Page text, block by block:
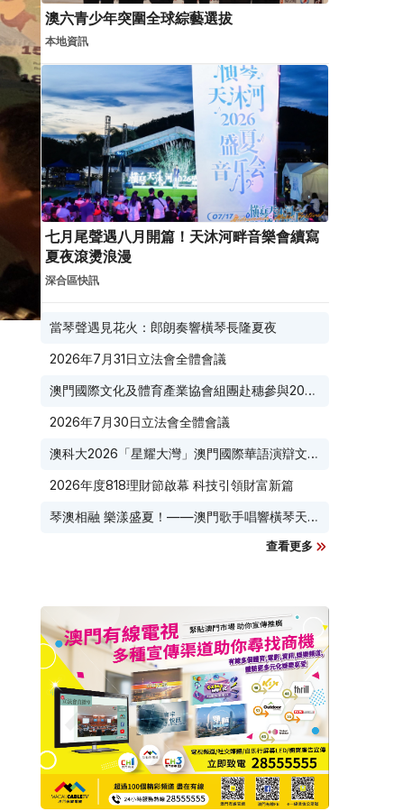
澳六青少年突圍全球綜藝選拔
本地資訊
七月尾聲遇八月開篇！天沐河畔音樂會續寫
夏夜滾燙浪漫
深合區快訊
當琴聲遇見花火：郎朗奏響橫琴長隆夏夜
2026年7月31日立法會全體會議
澳門國際文化及體育產業協會組團赴穗參與2026
2026年7月30日立法會全體會議
澳科大2026「星耀大灣」澳門國際華語演辯文化
2026年度818理財節啟幕 科技引領財富新篇
琴澳相融 樂漾盛夏！——澳門歌手唱響橫琴天沐
查看更多